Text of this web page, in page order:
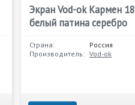
Экран Vod-ok Кармен
белый патина серебро
Страна:
Россия
Производитель: Vod-ok